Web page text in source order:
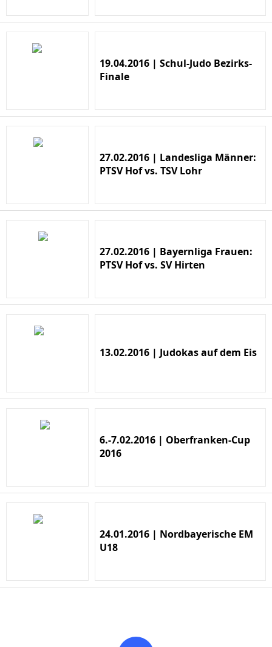
19.04.2016 | Schul-Judo Bezirks-
Finale
27.02.2016 | Landesliga Männer:
PTSV Hof vs. TSV Lohr
27.02.2016 | Bayernliga Frauen:
PTSV Hof vs. SV Hirten
13.02.2016 | Judokas auf dem Eis
6.-7.02.2016 | Oberfranken-Cup
2016
24.01.2016 | Nordbayerische EM
U18